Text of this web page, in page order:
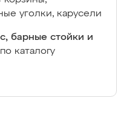
уголки, карусели
барные стойки и
по каталогу